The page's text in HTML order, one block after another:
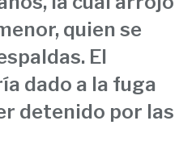
quien se
El
dado a la fuga
detenido por las